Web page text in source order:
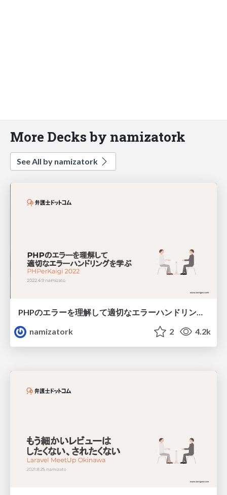
More Decks by namizatork
See All by namizatork
PHPのエラーを理解して適切なエラーハンドリングを学ぼう
namizatork
2 4.2k